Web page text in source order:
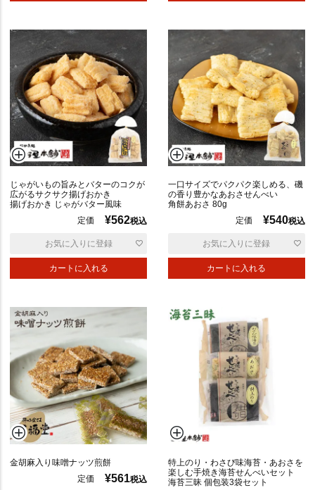
じゃがいもの旨みとバターのコクが
広がるサクサク揚げおかき
揚げおかき じゃがバター風味
定価
¥562税込
カートに入れる
お気に入りに登録
一口サイズでパクパク楽しめる、磯
の香り豊かなあおさせんべい
角餅あおさ 80g
定価
¥540税込
カートに入れる
お気に入りに登録
金胡麻入り味噌ナッツ煎餅
定価
¥561税込
特上のり・わさび味海苔・あおさを
楽しむ手焼き海苔せんべいセット
海苔三昧 個包装3袋セット